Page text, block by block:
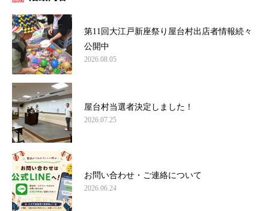
第11回大江戸新座祭り屋台村出店者情報続々
公開中
2026.08.05
屋台村当選者決定しました！
2026.07.25
お問い合わせ・ご連絡について
2026.06.24